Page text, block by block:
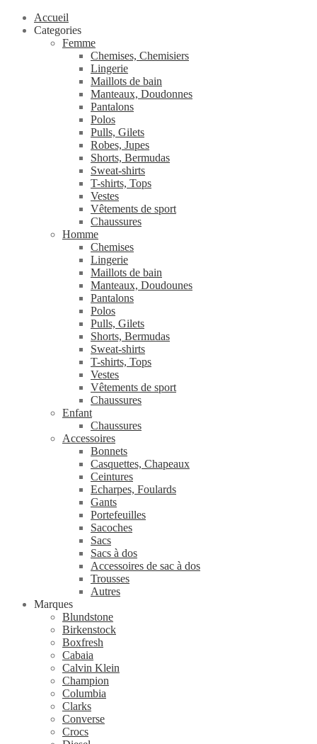
Accueil
Categories
Femme
Chemises, Chemisiers
Lingerie
Maillots de bain
Manteaux, Doudonnes
Pantalons
Polos
Pulls, Gilets
Robes, Jupes
Shorts, Bermudas
Sweat-shirts
T-shirts, Tops
Vestes
Vêtements de sport
Chaussures
Homme
Chemises
Lingerie
Maillots de bain
Manteaux, Doudounes
Pantalons
Polos
Pulls, Gilets
Shorts, Bermudas
Sweat-shirts
T-shirts, Tops
Vestes
Vêtements de sport
Chaussures
Enfant
Chaussures
Accessoires
Bonnets
Casquettes, Chapeaux
Ceintures
Echarpes, Foulards
Gants
Portefeuilles
Sacoches
Sacs
Sacs à dos
Accessoires de sac à dos
Trousses
Autres
Marques
Blundstone
Birkenstock
Boxfresh
Cabaia
Calvin Klein
Champion
Columbia
Clarks
Converse
Crocs